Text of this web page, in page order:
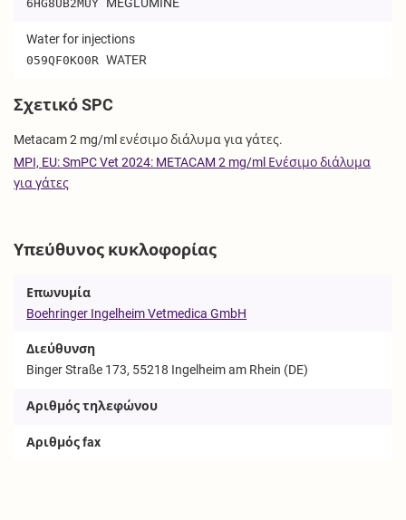
6HG8UB2MUY
Water for injections
059QF0KO0RWATER
Σχετικό SPC
Metacam 2 mg/ml ενέσιμο διάλυμα για γάτες.
MPI, EU: SmPC Vet 2024: METACAM 2 mg/ml Ενέσιμο διάλυμα
για γάτες
Υπεύθυνος κυκλοφορίας
Επωνυμία
Boehringer Ingelheim Vetmedica GmbH
Διεύθυνση
Binger Straße 173, 55218 Ingelheim am Rhein (DE)
Αριθμός τηλεφώνου
Αριθμός fax